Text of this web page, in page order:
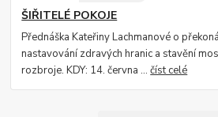
ŠIŘITELÉ POKOJE
Přednáška Kateřiny Lachmanové o
nastavování zdravých hranic a stavění
rozbroje. KDY: 14. června ...číst celé